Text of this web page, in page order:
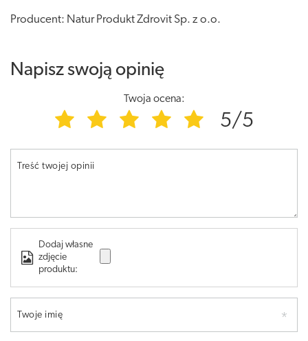
Producent: Natur Produkt Zdrovit Sp. z o.o.
Napisz swoją opinię
Twoja ocena:
5/5
Treść twojej opinii
Dodaj własne
zdjęcie
produktu:
Twoje imię